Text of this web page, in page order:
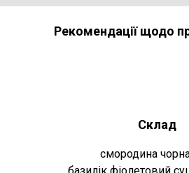
Рекомендації щодо
Склад
смородина